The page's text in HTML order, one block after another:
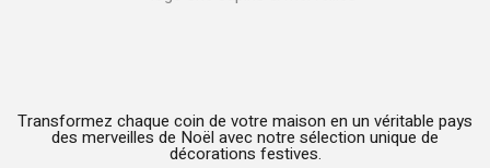
Transformez chaque coin de votre maison en un véritable pays
des merveilles de Noël avec notre sélection unique de
décorations festives.